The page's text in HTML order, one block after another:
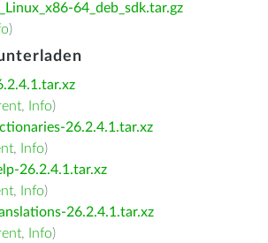
64_deb_sdk.tar.gz
)
, Info)
26.2.4.1.tar.xz
, Info)
26.2.4.1.tar.xz
, Info)
26.2.4.1.tar.xz
, Info)